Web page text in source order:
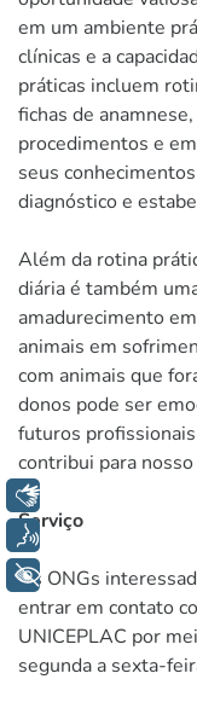
em um ambiente
clínicas e a
práticas incluem
fichas de
procedimentos e
seus
diagnóstico e
Além da rotina
diária é também
amadurecimento
animais em
com animais que
donos pode ser
futuros
contribui para
Serviço
As ONGs
entrar em contato
UNICEPLAC por
segunda a sexta-
Voz
+